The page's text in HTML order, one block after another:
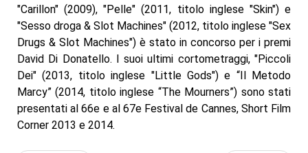
"Carillon" (2009), "Pelle" (2011, titolo inglese "Skin") e
"Sesso droga & Slot Machines" (2012, titolo inglese "Sex
Drugs & Slot Machines") è stato in concorso per i premi
David Di Donatello. I suoi ultimi cortometraggi, "Piccoli
Dei" (2013, titolo inglese "Little Gods") e “Il Metodo
Marcy” (2014, titolo inglese “The Mourners”) sono stati
presentati al 66e e al 67e Festival de Cannes, Short Film
Corner 2013 e 2014.